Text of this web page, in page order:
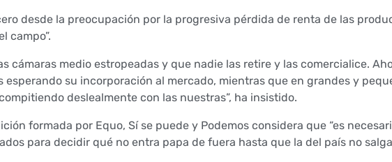
desde la preocupación por la progresiva pérdida de renta de las
campo”.
cámaras medio estropeadas y que nadie las retire y las comercialice.
su incorporación al mercado, mientras que en grandes y
deslealmente con las nuestras”, ha insistido.
formada por Equo, Sí se puede y Podemos considera que “es
para decidir qué no entra papa de fuera hasta que la del país no salga